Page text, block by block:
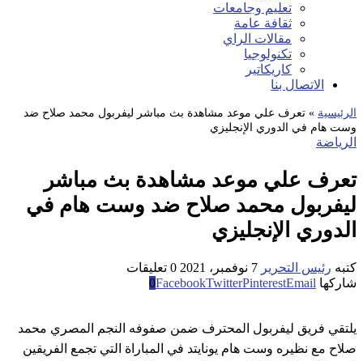
تعليم وجامعات
ثقافة عامة
مقالات الراي
تكنولوجيا
كاريكاتير
الاتصال بنا
الرئيسية » تعرف علي موعد مشاهدة بث مباشر ليفربول محمد صلاح ضد
وست هام في الدوري الإنجليزي
الرياضة
تعرف علي موعد مشاهدة بث مباشر
ليفربول محمد صلاح ضد وست هام في
الدوري الإنجليزي
كتبه رئيس التحرير 7 نوفمبر، 2021
0 تعليقات
شاركها
0FacebookTwitterPinterestEmail
يلتقي فريق ليفربول المحترف ضمن صفوفه النجم المصري محمد
صلاح مع نظيره وست هام يونايتد في المباراة التي تجمع الفريقين